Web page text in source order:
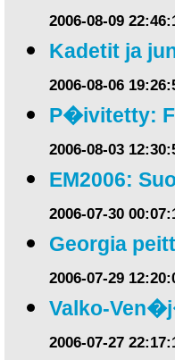
2006-08-09
Kadetit ja
2006-08-06
P�ivitetty:
2006-08-03
EM2006:
2006-07-30
Georgia
2006-07-29
Valko-
2006-07-27